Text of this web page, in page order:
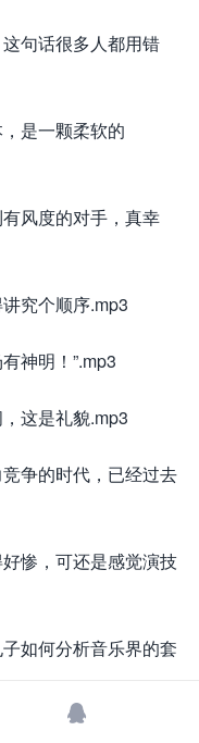

句话很多人都用错
是一颗柔软的
风度的对手，真幸
究个顺序.mp3
神明！”.mp3
这是礼貌.mp3
争的时代，已经过去
惨，可还是感觉演技
如何分析音乐界的套